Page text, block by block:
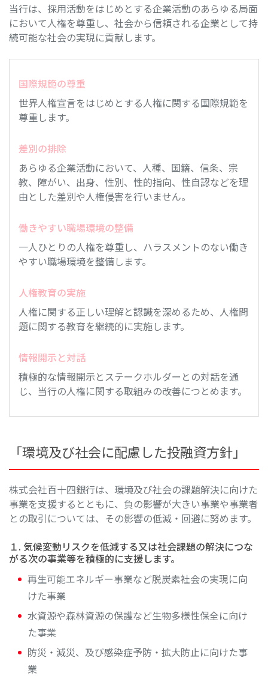
当行は、採用活動をはじめとする企業活動のあらゆる局面
において人権を尊重し、社会から信頼される企業として持
続可能な社会の実現に貢献します。
国際規範の尊重
世界人権宣言をはじめとする人権に関する国際規範を
尊重します。
差別の排除
あらゆる企業活動において、人種、国籍、信条、宗
教、障がい、出身、性別、性的指向、性自認などを理
由とした差別や人権侵害を行いません。
働きやすい職場環境の整備
一人ひとりの人権を尊重し、ハラスメントのない働き
やすい職場環境を整備します。
人権教育の実施
人権に関する正しい理解と認識を深めるため、人権問
題に関する教育を継続的に実施します。
情報開示と対話
積極的な情報開示とステークホルダーとの対話を通
じ、当行の人権に関する取組みの改善につとめます。
「環境及び社会に配慮した投融資方針」
株式会社百十四銀行は、環境及び社会の課題解決に向けた
事業を支援するとともに、負の影響が大きい事業や事業者
との取引については、その影響の低減・回避に努めます。
１. 気候変動リスクを低減する又は社会課題の解決につな
がる次の事業等を積極的に支援します。
再生可能エネルギー事業など脱炭素社会の実現に向
けた事業
水資源や森林資源の保護など生物多様性保全に向け
た事業
防災・減災、及び感染症予防・拡大防止に向けた事
業